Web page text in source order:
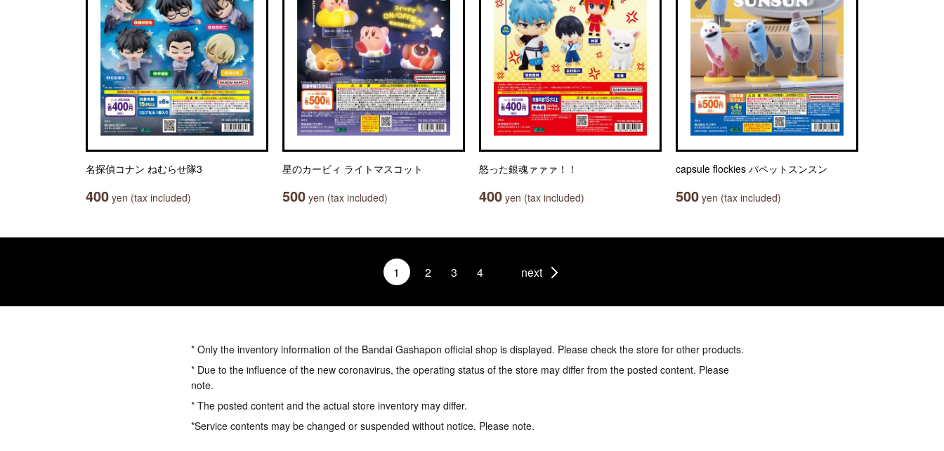
名探偵コナン ねむらせ隊3
400 yen (tax included)
星のカービィ ライトマスコット
500 yen (tax included)
怒った銀魂ァァァ！！
400 yen (tax included)
capsule flockies パペットスンスン
500 yen (tax included)
1 2 3 4 next
* Only the inventory information of the Bandai Gashapon official shop is displayed. Please check the store for other products.
* Due to the influence of the new coronavirus, the operating status of the store may differ from the posted content. Please
note.
* The posted content and the actual store inventory may differ.
*Service contents may be changed or suspended without notice. Please note.